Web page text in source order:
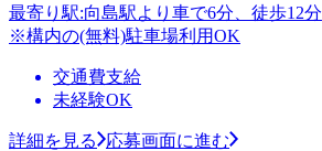
最寄り駅:向島駅より車で6分、徒歩12分
※構内の(無料)駐車場利用OK
交通費支給
未経験OK
詳細を見る
応募画面に進む